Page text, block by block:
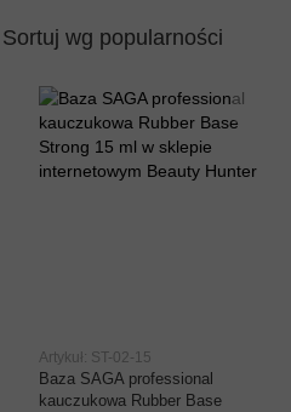
Sortuj wg popularności
Artykuł: ST-02-15
Baza SAGA professional
kauczukowa Rubber Base